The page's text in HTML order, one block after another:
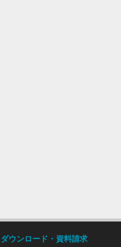
ダウンロード・資料請求